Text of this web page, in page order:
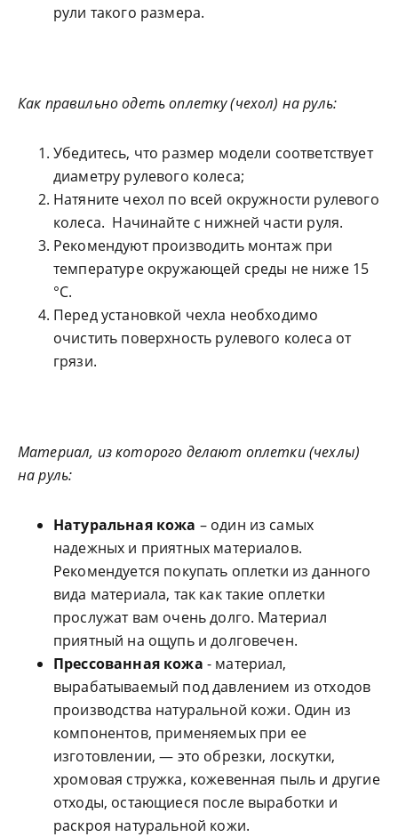
рули такого размера.
Как правильно одеть оплетку (чехол) на руль:
Убедитесь, что размер модели соответствует
диаметру рулевого колеса;
Натяните чехол по всей окружности рулевого
колеса. Начинайте с нижней части руля.
Рекомендуют производить монтаж при
температуре окружающей среды не ниже 15
°С.
Перед установкой чехла необходимо
очистить поверхность рулевого колеса от
грязи.
Материал, из которого делают оплетки (чехлы)
на руль:
Натуральная кожа – один из самых
надежных и приятных материалов.
Рекомендуется покупать оплетки из данного
вида материала, так как такие оплетки
прослужат вам очень долго. Материал
приятный на ощупь и долговечен.
Прессованная кожа - материал,
вырабатываемый под давлением из отходов
производства натуральной кожи. Один из
компонентов, применяемых при ее
изготовлении, — это обрезки, лоскутки,
хромовая стружка, кожевенная пыль и другие
отходы, остающиеся после выработки и
раскроя натуральной кожи.